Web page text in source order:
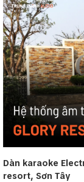
Dàn karaoke
resort, Sơn Tây